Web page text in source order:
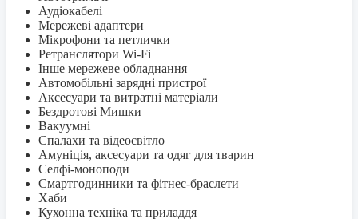
Аудіокабелі
Мережеві адаптери
Мікрофони та петлички
Ретранслятори Wi-Fi
Інше мережеве обладнання
Автомобільні зарядні пристрої
Аксесуари та витратні матеріали
Бездротові Мишки
Вакуумні
Спалахи та відеосвітло
Амуніція, аксесуари та одяг для тварин
Селфi-моноподи
Смартгодинники та фітнес-браслети
Хаби
Кухонна техніка та приладдя